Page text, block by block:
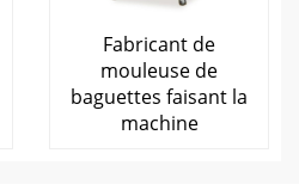
Fabricant de
mouleuse de
baguettes faisant la
machine